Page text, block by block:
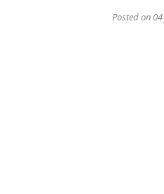
Posted on 04